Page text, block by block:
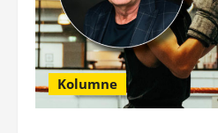
Kolumne